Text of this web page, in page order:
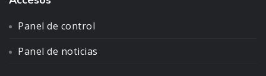
Panel de control
Panel de noticias